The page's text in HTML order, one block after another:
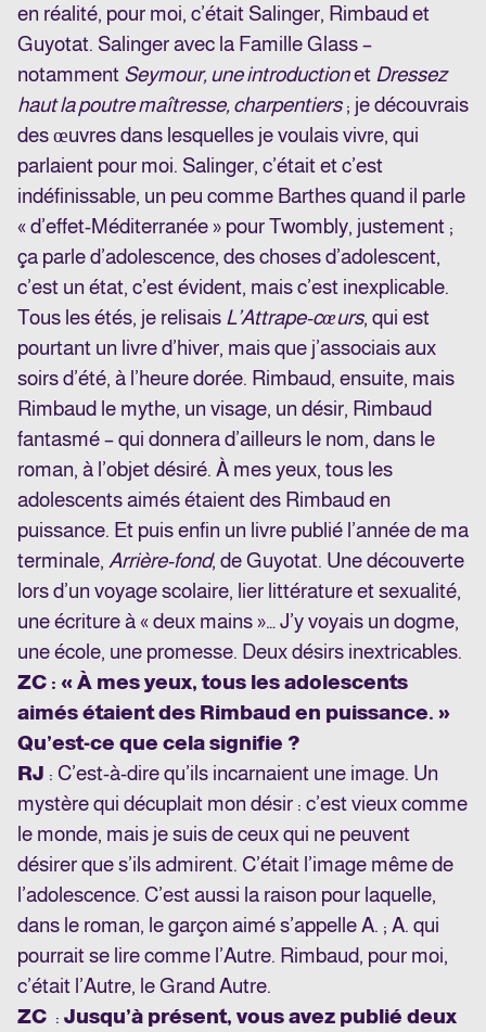
en réalité, pour moi, c’était Salinger, Rimbaud et
Guyotat. Salinger avec la Famille Glass –
notamment Seymour, une introductionet Dressez
haut la poutre maîtresse, charpentiers; je découvrais
des œuvres dans lesquelles je voulais vivre, qui
parlaient pour moi. Salinger, c’était et c’est
indéfinissable, un peu comme Barthes quand il parle
« d’effet-Méditerranée » pour Twombly, justement ;
ça parle d’adolescence, des choses d’adolescent,
c’est un état, c’est évident, mais c’est inexplicable.
Tous les étés, je relisais L’Attrape-cœurs, qui est
pourtant un livre d’hiver, mais que j’associais aux
soirs d’été, à l’heure dorée. Rimbaud, ensuite, mais
Rimbaud le mythe, un visage, un désir, Rimbaud
fantasmé – qui donnera d’ailleurs le nom, dans le
roman, à l’objet désiré. À mes yeux, tous les
adolescents aimés étaient des Rimbaud en
puissance. Et puis enfin un livre publié l’année de ma
terminale, Arrière-fond, de Guyotat. Une découverte
lors d’un voyage scolaire, lier littérature et sexualité,
une écriture à « deux mains »… J’y voyais un dogme,
une école, une promesse. Deux désirs inextricables.
ZC : « À mes yeux, tous les adolescents
aimés étaient des Rimbaud en puissance. »
Qu’est-ce que cela signifie ?
RJ : C’est-à-dire qu’ils incarnaient une image. Un
mystère qui décuplait mon désir : c’est vieux comme
le monde, mais je suis de ceux qui ne peuvent
désirer que s’ils admirent. C’était l’image même de
l’adolescence. C’est aussi la raison pour laquelle,
dans le roman, le garçon aimé s’appelle A. ; A. qui
pourrait se lire comme l’Autre. Rimbaud, pour moi,
c’était l’Autre, le Grand Autre.
ZC : Jusqu’à présent, vous avez publié deux